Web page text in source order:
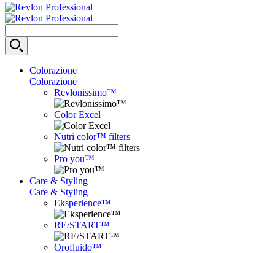
Colorazione
Colorazione
Revlonissimo™
Color Excel
Nutri color™ filters
Pro you™
Care & Styling
Care & Styling
Eksperience™
RE/START™
Orofluido™